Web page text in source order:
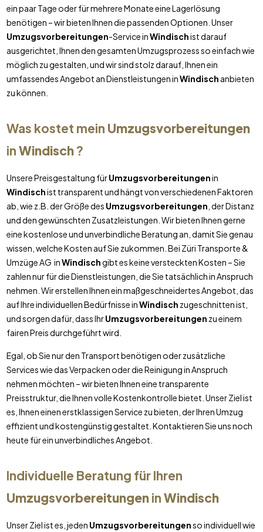
ein paar Tage oder für mehrere Monate eine Lagerlösung
benötigen – wir bieten Ihnen die passenden Optionen. Unser
Umzugsvorbereitungen-Service inWindischist darauf
ausgerichtet, Ihnen den gesamten Umzugsprozess so einfach wie
möglich zu gestalten, und wir sind stolz darauf, Ihnen ein
umfassendes Angebot an Dienstleistungen inWindisch anbieten
zu können.
Was kostet mein Umzugsvorbereitungen
inWindisch?
Unsere Preisgestaltung fürUmzugsvorbereitungenin
Windischist transparent und hängt von verschiedenen Faktoren
ab, wie z.B. der Größe des Umzugsvorbereitungen , der Distanz
und den gewünschten Zusatzleistungen. Wir bieten Ihnen gerne
eine kostenlose und unverbindliche Beratung an, damit Sie genau
wissen, welche Kosten auf Sie zukommen. Bei Züri Transporte &
Umzüge AG inWindischgibt es keine versteckten Kosten – Sie
zahlen nur für die Dienstleistungen, die Sie tatsächlich in Anspruch
nehmen. Wir erstellen Ihnen ein maßgeschneidertes Angebot, das
auf Ihre individuellen Bedürfnisse inWindisch zugeschnitten ist,
und sorgen dafür, dass IhrUmzugsvorbereitungen zu einem
fairen Preis durchgeführt wird.
Egal, ob Sie nur den Transport benötigen oder zusätzliche
Services wie das Verpacken oder die Reinigung in Anspruch
nehmen möchten – wir bieten Ihnen eine transparente
Preisstruktur, die Ihnen volle Kostenkontrolle bietet. Unser Ziel ist
es, Ihnen einen erstklassigen Service zu bieten, der Ihren Umzug
effizient und kostengünstig gestaltet. Kontaktieren Sie uns noch
heute für ein unverbindliches Angebot.
Individuelle Beratung für Ihren
UmzugsvorbereitungeninWindisch
Unser Ziel ist es, jeden Umzugsvorbereitungenso individuell wie